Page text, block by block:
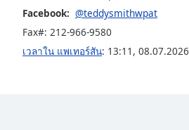
Opacity
Caption
Facebook: @teddysmithwpat
Fax#: 212-966-9580
เวลาใน แพเทอร์สัน: 13:11 , 08.07.2026